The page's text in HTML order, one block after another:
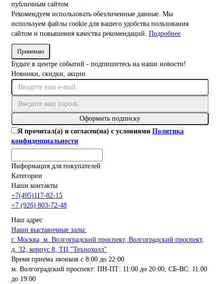
публичным сайтом
Рекомендуем использовать обезличенные данные. Мы
используем файлы cookie для вашего удобства пользования
сайтом и повышения качества рекомендаций. Подробнее
Принимаю
Будьте в центре событий - подпишитесь на наши новости!
Новинки, скидки, акции.
Оформить подписку
Я прочитал(а) и согласен(на) с условиями Политика
конфиденциальности
Информация для покупателей
Категории
Наши контакты
+7(495)117-82-15
+7 (926) 803-72-48
Наш адрес
Наши выставочные залы:
г. Москва, м. Волгоградский проспект, Волгоградский проспект,
д. 32, корпус 8, ТЦ "Технохолл"
Время приема звонков с 8:00 до 22:00
м. Волгоградский проспект: ПН-ПТ: 11:00 до 20:00, СБ-ВС: 11:00
до 19:00